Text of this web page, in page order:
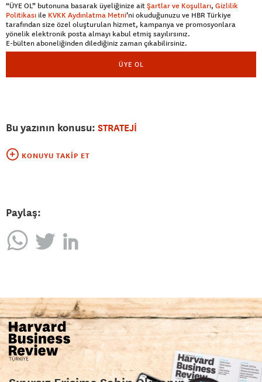
“ÜYE OL” butonuna basarak üyeliğinize aitŞartlar ve Koşulları, Gizlilik
Politikası ile KVKK Aydınlatma Metni’ni okuduğunuzu ve HBR Türkiye
tarafından size özel oluşturulan hizmet, kampanya ve promosyonlara
yönelik elektronik posta almayı kabul etmiş sayılırsınız.
E-bülten aboneliğinden dilediğiniz zaman çıkabilirsiniz.
ÜYE OL
Bu yazının konusu: STRATEJİ
KONUYU TAKIP ET
Paylaş: